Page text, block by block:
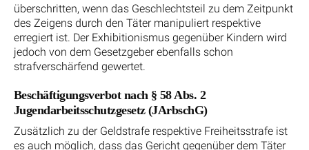
überschritten, wenn das Geschlechtsteil zu dem Zeitpunkt
des Zeigens durch den Täter manipuliert respektive
erregiert ist. Der Exhibitionismus gegenüber Kindern wird
jedoch von dem Gesetzgeber ebenfalls schon
strafverschärfend gewertet.
Beschäftigungsverbot nach § 58 Abs. 2
Jugendarbeitsschutzgesetz (JArbschG)
Zusätzlich zu der Geldstrafe respektive Freiheitsstrafe ist
es auch möglich, dass das Gericht gegenüber dem Täter